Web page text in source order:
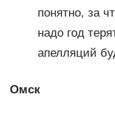
понятно, за
надо год
апелляций
Омск